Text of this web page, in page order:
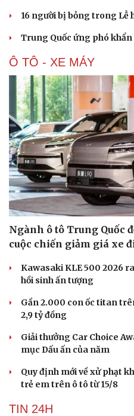
Cải chính
16 người bị bỏng trong Lễ
Trung Quốc ứng phó
Ô TÔ - XE MÁY
Ngành ô tô Trung Quốc
cuộc chiến giảm giá xe
Kawasaki KLE 500 2026
hồi sinh ấn tượng
Gần 2.000 con ốc titan
2,9 tỷ đồng
Giải thưởng Car Choice
mục Dấu ấn của năm
Quy định mới về xử phạt
trẻ em trên ô tô từ 15/8
TIN 24H